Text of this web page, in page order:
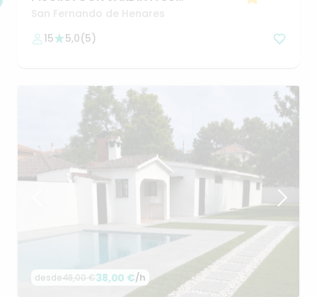
MINUTOS DE MADRID
San Fernando de Henares
15
5,0(5)
desde48,00 €38,00 €/h